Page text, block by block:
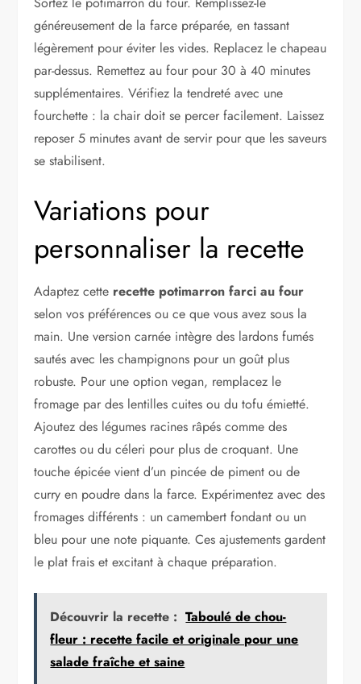
généreusement de la farce préparée, en tassant
légèrement pour éviter les vides. Replacez le chapeau
par-dessus. Remettez au four pour 30 à 40 minutes
supplémentaires. Vérifiez la tendreté avec une
fourchette : la chair doit se percer facilement. Laissez
reposer 5 minutes avant de servir pour que les saveurs
se stabilisent.
Variations pour
personnaliser la recette
Adaptez cette recette potimarron farci au four
selon vos préférences ou ce que vous avez sous la
main. Une version carnée intègre des lardons fumés
sautés avec les champignons pour un goût plus
robuste. Pour une option vegan, remplacez le
fromage par des lentilles cuites ou du tofu émietté.
Ajoutez des légumes racines râpés comme des
carottes ou du céleri pour plus de croquant. Une
touche épicée vient d’un pincée de piment ou de
curry en poudre dans la farce. Expérimentez avec des
fromages différents : un camembert fondant ou un
bleu pour une note piquante. Ces ajustements gardent
le plat frais et excitant à chaque préparation.
Découvrir la recette : Taboulé de chou-
fleur : recette facile et originale pour une
salade fraîche et saine